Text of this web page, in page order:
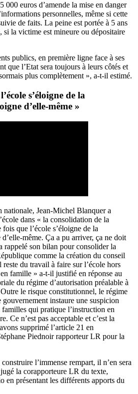
000 euros d’amende la mise en danger
personnelles, même si cette
de faits. La peine est portée à 5 ans
si la victime est mineure ou dépositaire
publics, en première ligne face à ses
que l’Etat sera toujours à leurs côtés et
plus complètement », a-t-il estimé.
s’éloigne de la
d’elle-même »
nationale, Jean-Michel Blanquer a
dans « la consolidation de la
que l’école s’éloigne de la
même. Ça a pu arriver, ça ne doit
rappelé son bilan pour consolider la
comme la création du conseil
du travail à faire sur l’école hors
famille » a-t-il justifié en réponse au
du régime d’autorisation préalable à
le risque constitutionnel, le régime
instaure une suspicion
familles qui pratique l’instruction en
Ce n’est pas acceptable et c’est la
supprimé l’article 21 en
Piednoir rapporteur LR pour la
l’immense rempart, il n’en sera
la corapporteure LR du texte,
en présentant les différents apports du